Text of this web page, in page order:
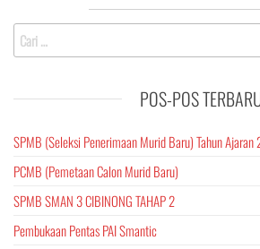
Cari
untuk:
POS-POS
SPMB (Seleksi Penerimaan Murid Baru) Tahun
PCMB (Pemetaan Calon Murid Baru)
SPMB SMAN 3 CIBINONG TAHAP 2
Pembukaan Pentas PAI Smantic